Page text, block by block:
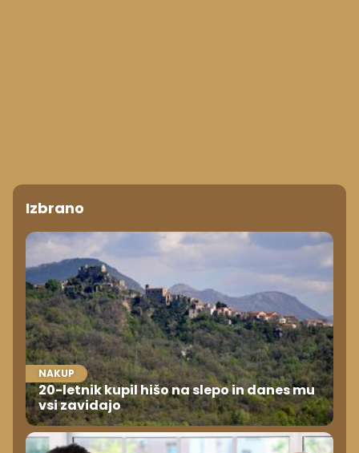
Izbrano
NAKUP
20-letnik kupil hišo na slepo in danes mu
vsi zavidajo